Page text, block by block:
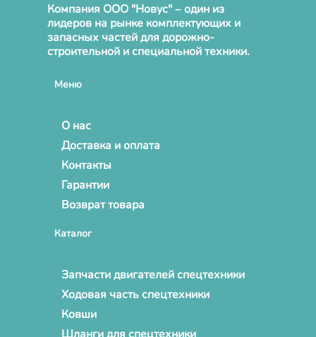
Компания ООО "Новус" – один из
лидеров на рынке комплектующих и
запасных частей для дорожно-
строительной и специальной техники.
Меню
О нас
Доставка и оплата
Контакты
Гарантии
Возврат товара
Каталог
Запчасти двигателей спецтехники
Ходовая часть спецтехники
Ковши
Шланги для спецтехники